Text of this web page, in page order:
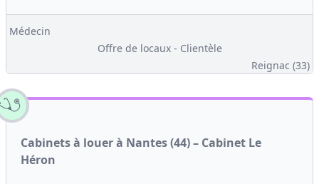
Médecin
Offre de locaux - Clientèle
Reignac (33)
Cabinets à louer à Nantes (44) – Cabinet Le
Héron